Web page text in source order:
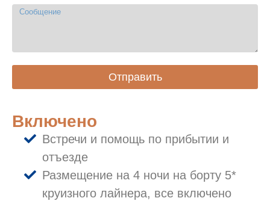
Отправить
Включено
Встречи и помощь по прибытии и
отъезде
Размещение на 4 ночи на борту 5*
круизного лайнера, все включено